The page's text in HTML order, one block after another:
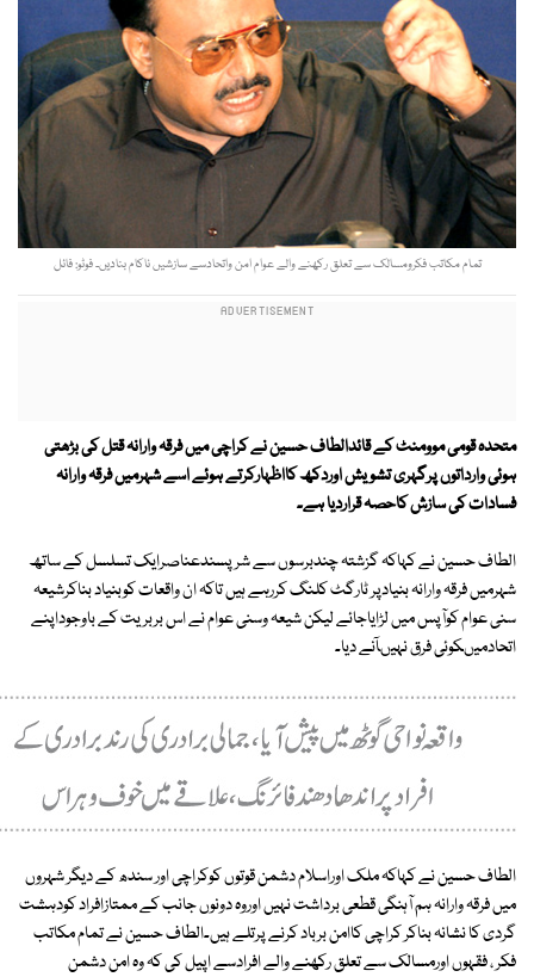
تمام مکاتب فکرومسالک سے تعلق رکھنے والے عوام امن واتحادسے سازشیں ناکام بنادیں۔ فوٹو: فائل
متحدہ قومی موومنٹ کے قائدالطاف حسین نے کراچی میں فرقہ وارانہ قتل کی بڑھتی
ہوئی وارداتوں پرگہری تشویش اوردکھ کااظہارکرتے ہوئے اسے شہرمیں فرقہ وارانہ
فسادات کی سازش کاحصہ قراردیا ہے۔
الطاف حسین نے کہاکہ گزشتہ چندبرسوں سے شرپسندعناصرایک تسلسل کے ساتھ
شہرمیں فرقہ وارانہ بنیادپر ٹارگٹ کلنگ کررہے ہیں تاکہ ان واقعات کوبنیاد بناکرشیعہ
سنی عوام کوآپس میں لڑایاجائے لیکن شیعہ وسنی عوام نے اس بربریت کے باوجوداپنے
اتحادمیںکوئی فرق نہیںآنے دیا۔
الطاف حسین نے کہاکہ ملک اوراسلام دشمن قوتوں کوکراچی اور سندھ کے دیگر شہروں
میں فرقہ وارانہ ہم آہنگی قطعی برداشت نہیں اوروہ دونوں جانب کے ممتازافراد کودہشت
گردی کا نشانہ بناکر کراچی کاامن برباد کرنے پرتلے ہیں۔الطاف حسین نے تمام مکاتب
فکر ، فقہوں اورمسالک سے تعلق رکھنے والے افرادسے اپیل کی کہ وہ امن دشمن